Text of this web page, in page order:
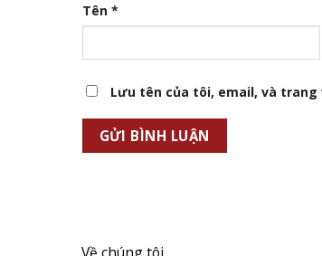
Tên *
Lưu tên của tôi, email, và